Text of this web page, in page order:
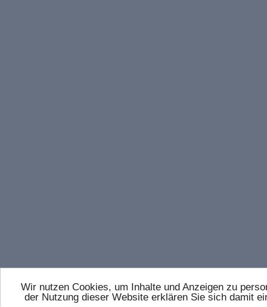
Wir nutzen Cookies, um Inhalte und Anzeigen zu
der Nutzung dieser Website erklären Sie sich damit